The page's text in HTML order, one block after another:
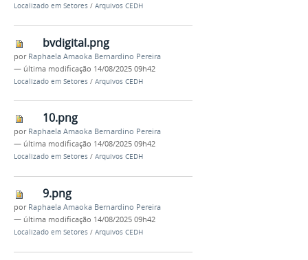
Localizado em Setores / Arquivos CEDH
bvdigital.png
por Raphaela Amaoka Bernardino Pereira
— última modificação 14/08/2025 09h42
Localizado em Setores / Arquivos CEDH
10.png
por Raphaela Amaoka Bernardino Pereira
— última modificação 14/08/2025 09h42
Localizado em Setores / Arquivos CEDH
9.png
por Raphaela Amaoka Bernardino Pereira
— última modificação 14/08/2025 09h42
Localizado em Setores / Arquivos CEDH